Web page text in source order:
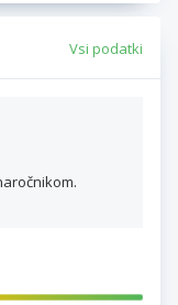
Vsi podatki